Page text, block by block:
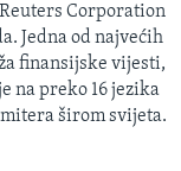
Corporation
Jedna od najvećih
finansijske vijesti,
na preko 16 jezika
širom svijeta.